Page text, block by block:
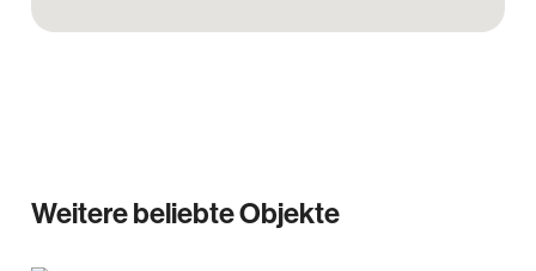
Weitere beliebte Objekte